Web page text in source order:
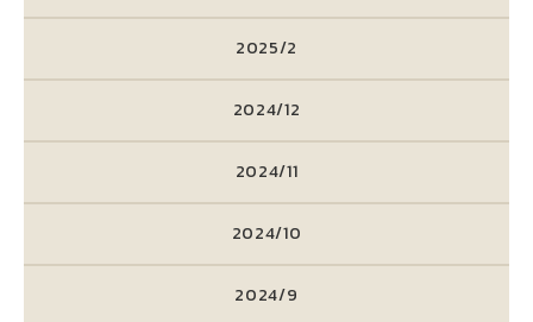
2025/2
2024/12
2024/11
2024/10
2024/9